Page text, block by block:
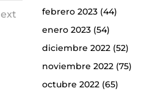
febrero 2023(44)
enero 2023(54)
diciembre 2022(52)
noviembre 2022(75)
octubre 2022(65)